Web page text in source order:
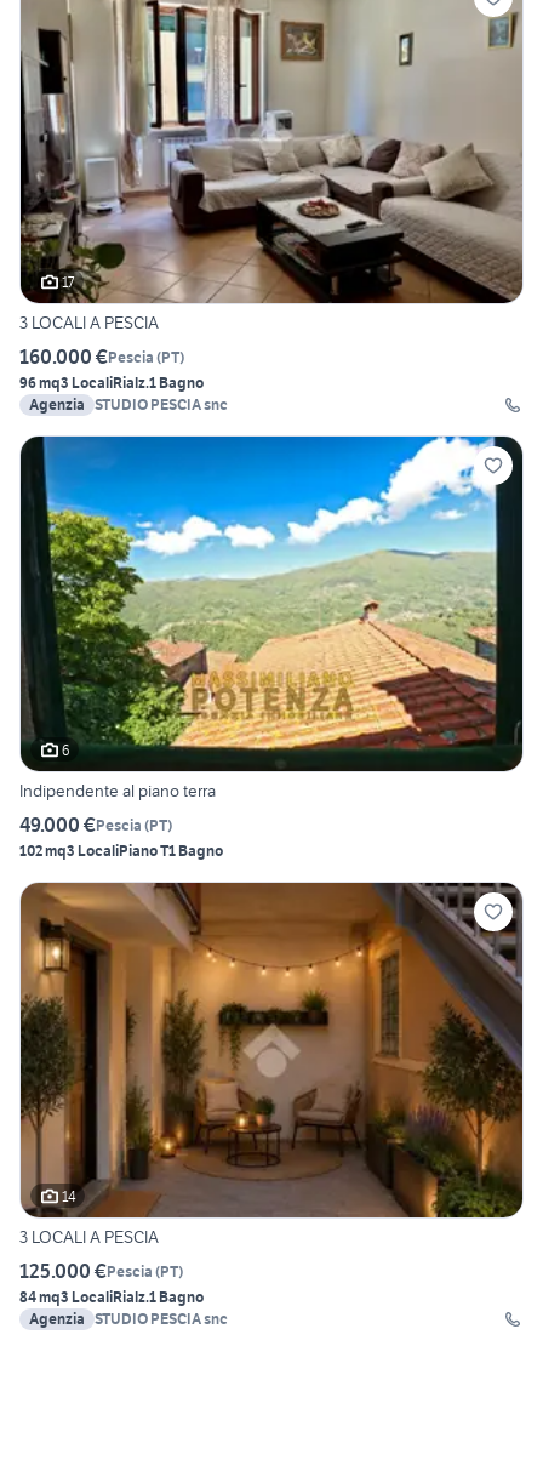
17
3 LOCALI A PESCIA
160.000 €Pescia (PT)
96 mq3 LocaliRialz.1 Bagno
Agenzia STUDIO PESCIA snc
6
Indipendente al piano terra
49.000 €Pescia (PT)
102 mq3 LocaliPiano T1 Bagno
14
3 LOCALI A PESCIA
125.000 €Pescia (PT)
84 mq3 LocaliRialz.1 Bagno
Agenzia STUDIO PESCIA snc